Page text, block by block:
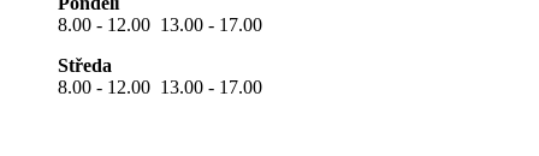
8.00 - 12.00 13.00 - 17.00
Středa
8.00 - 12.00 13.00 - 17.00